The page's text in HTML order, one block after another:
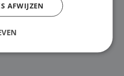
Oss, Geldrop en
personenauto’s als
AFWIJZEN